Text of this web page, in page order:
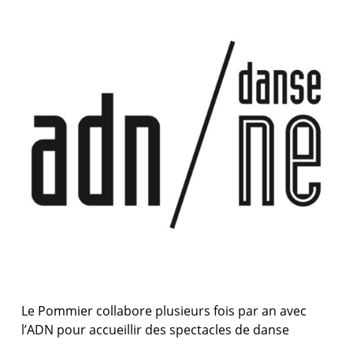
Le Pommier collabore plusieurs fois par an avec
l’ADN pour accueillir des spectacles de danse